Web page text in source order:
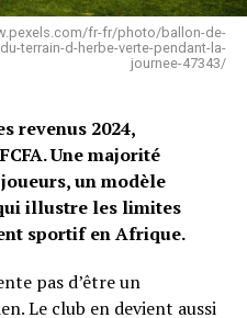
fr-fr/photo/ballon-de-
terrain-d-herbe-verte-pendant-la-
journee-47343/
revenus 2024,
Une majorité
un modèle
illustre les limites
sportif en Afrique.
pas d’être un
Le club en devient aussi